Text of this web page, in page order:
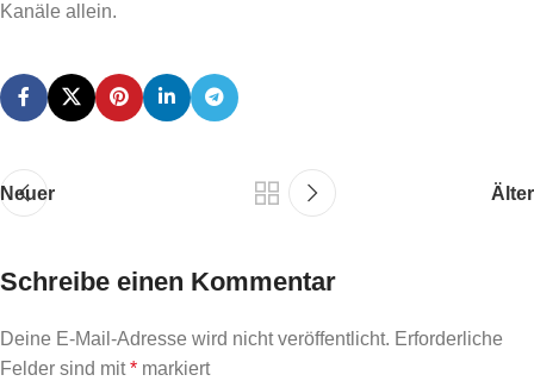
Kanäle allein.
Neuer Älter
Schreibe einen Kommentar
Deine E-Mail-Adresse wird nicht veröffentlicht. Erforderliche
Felder sind mit* markiert